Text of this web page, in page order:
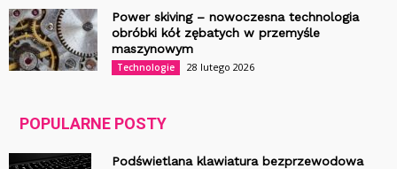
Power skiving – nowoczesna technologia
obróbki kół zębatych w przemyśle
maszynowym
Technologie 28 lutego 2026
POPULARNE POSTY
Podświetlana klawiatura bezprzewodowa